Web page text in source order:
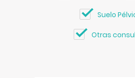
Suelo
Otras